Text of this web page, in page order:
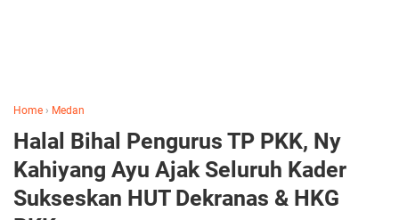
Home › Medan
Halal Bihal Pengurus TP PKK, Ny
Kahiyang Ayu Ajak Seluruh Kader
Sukseskan HUT Dekranas & HKG